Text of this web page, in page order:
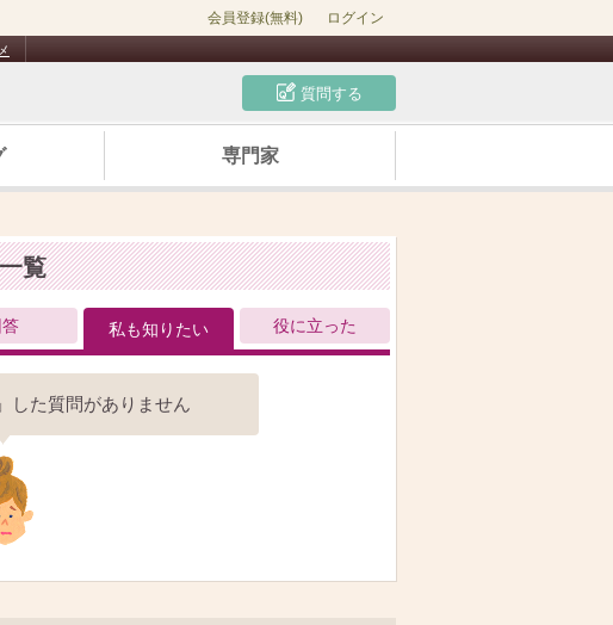
会員登録(無料) ログイン
質問する
専門家
覧
答 私も知りたい 役に立った
した質問がありません